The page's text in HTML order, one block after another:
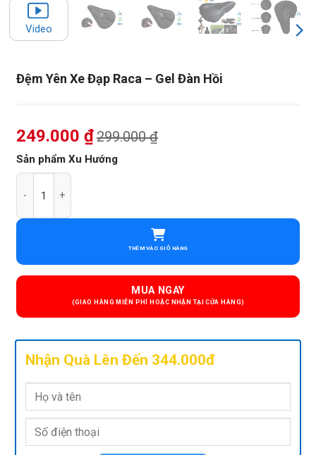
Đệm Yên Xe Đạp Raca – Gel Đàn Hồi
Video
249.000 ₫299.000₫
Sản phẩm Xu Hướng
Đệm Yên Xe Đạp Raca - Gel Đàn Hồi số lượng
THÊM VÀO GIỎ HÀNG
MUA NGAY
Nhận Quà Lên Đến 344.000đ